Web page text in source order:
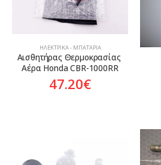
ΗΛΕΚΤΡΙΚΆ - ΜΠΑΤΑΡΊΑ
Αισθητήρας Θερμοκρασίας
Αέρα Honda CBR-1000RR
47.20€